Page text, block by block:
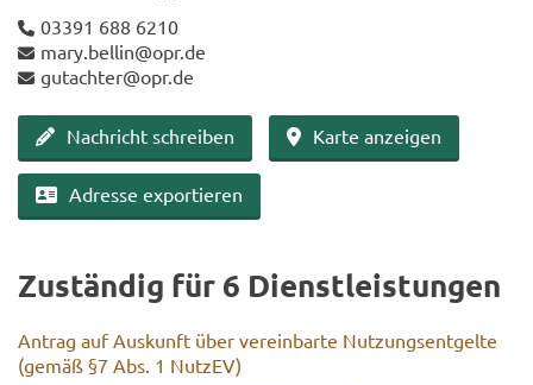
03391 688 6210
mary.bel­lin@opr.de
gut­ach­ter@opr.de
Nach­richt schrei­ben Karte an­zei­gen
Adres­se ex­por­tie­ren
Zu­stän­dig für 6 Dienst­leis­tun­gen
An­trag auf Aus­kunft über ver­ein­bar­te Nut­zungs­ent­gel­te
(gemäß §7 Abs. 1 Nut­zEV)